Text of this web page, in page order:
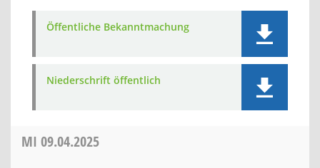
Öffentliche Bekanntmachung
Niederschrift öffentlich
MI 09.04.2025